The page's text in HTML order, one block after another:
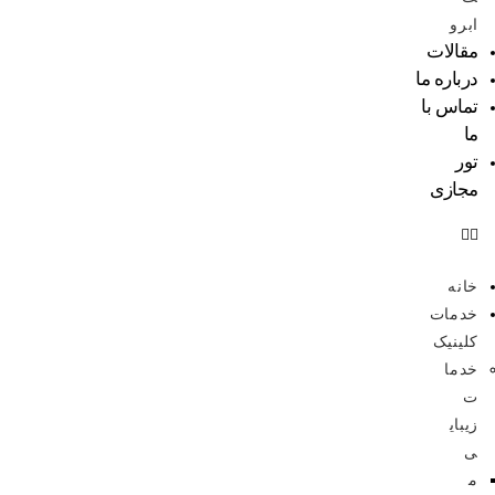
ابرو
مقالات
درباره ما
تماس با
ما
تور
مجازی
خانه
خدمات
کلینیک
خدما
ت
زیبای
ی
م